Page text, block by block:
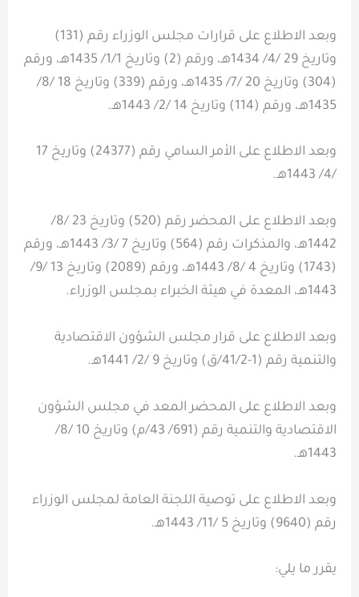
وبعد الاطلاع على قرارات مجلس الوزراء رقم (131)
وتاريخ 29 /4/ 1434هـ، ورقم (2) وتاريخ 1/1/ 1435هـ، ورقم
(304) وتاريخ 20 /7/ 1435هـ، ورقم (339) وتاريخ 18 /8/
1435هـ، ورقم (114) وتاريخ 14 /2/ 1443هـ.
وبعد الاطلاع على الأمر السامي رقم (24377) وتاريخ 17
/4/ 1443هـ.
وبعد الاطلاع على المحضر رقم (520) وتاريخ 23 /8/
1442هـ، والمذكرات رقم (564) وتاريخ 7 /3/ 1443هـ، ورقم
(1743) وتاريخ 4 /8/ 1443هـ، ورقم (2089) وتاريخ 13 /9/
1443هـ، المعدة في هيئة الخبراء بمجلس الوزراء.
وبعد الاطلاع على قرار مجلس الشؤون الاقتصادية
والتنمية رقم (1-41/2/ق) وتاريخ 9 /2/ 1441هـ.
وبعد الاطلاع على المحضر المعد في مجلس الشؤون
الاقتصادية والتنمية رقم (691/ 43/م) وتاريخ 10 /8/
1443هـ.
وبعد الاطلاع على توصية اللجنة العامة لمجلس الوزراء
رقم (9640) وتاريخ 5 /11/ 1443هـ.
يقرر ما يلي: